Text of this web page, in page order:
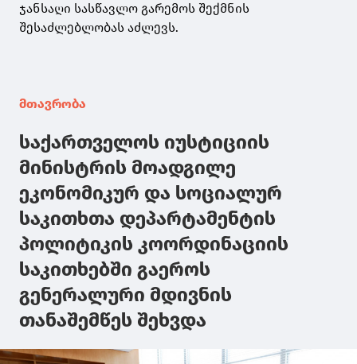
ჯანსაღი სასწავლო გარემოს შექმნის
შესაძლებლობას აძლევს.
მთავრობა
საქართველოს იუსტიციის
მინისტრის მოადგილე
ეკონომიკურ და სოციალურ
საკითხთა დეპარტამენტის
პოლიტიკის კოორდინაციის
საკითხებში გაეროს
გენერალური მდივნის
თანაშემწეს შეხვდა